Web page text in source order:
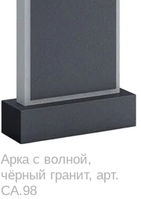
Арка с волной,
чёрный гранит, арт.
CA.98